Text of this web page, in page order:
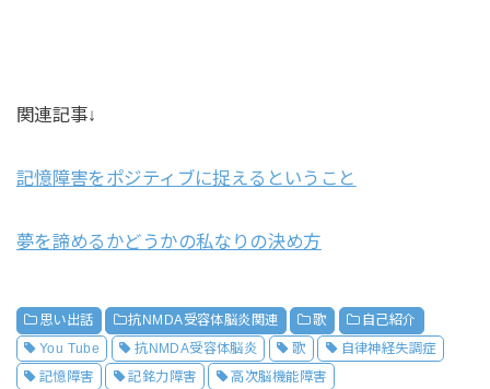
関連記事↓
記憶障害をポジティブに捉えるということ
夢を諦めるかどうかの私なりの決め方
思い出話 抗NMDA受容体脳炎関連 歌
自己紹介
You Tube
抗NMDA受容体脳炎 歌
自律神経失調症
記憶障害
記銘力障害 高次脳機能障害